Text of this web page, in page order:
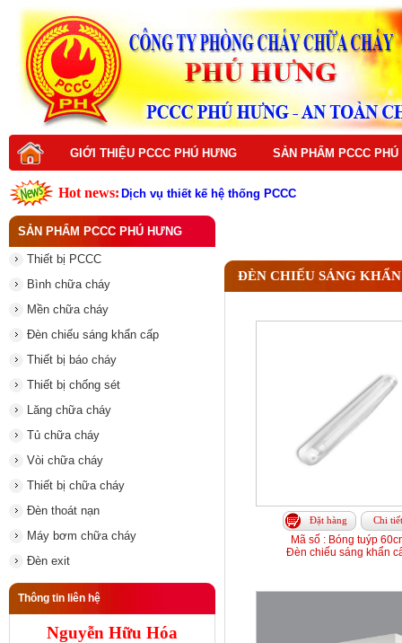
GIỚI THIỆU PCCC PHÚ HƯNG SẢN PHẨM PCCC PHÚ
Hot news: Dịch vụ thiết kế hệ thống PCCC
Dịch vụ thi công hệ thống PCCC
Dịch vụ sửa chữa hệ thống PCCC
Dịch vụ nạp sạc bình chữa cháy
Đám Cháy Lớn Trên Đường Nguyễn Hoàng Từ
Thiết bị PCCC là gì ? Vai trò quan trọng trong
Thiết Bị PCCC Là Gì? Vai Trò Và Tầm Quan
Vì sao nên đầu tư thiết bị PCCC chất lượng cao
SẢN PHẨM PCCC PHÚ HƯNG
Thiết bị PCCC
Bình chữa cháy
Mền chữa cháy
Đèn chiếu sáng khẩn cấp
Thiết bị báo cháy
Thiết bị chống sét
Lăng chữa cháy
Tủ chữa cháy
Vòi chữa cháy
Thiết bị chữa cháy
Đèn thoát nạn
Máy bơm chữa cháy
Đèn exit
Thông tin liên hệ
Nguyễn Hữu Hóa
ĐÈN CHIẾU SÁNG
Đặt hàng Chi tiết
Mã số : Bóng tuýp
Đèn chiếu sáng khẩn